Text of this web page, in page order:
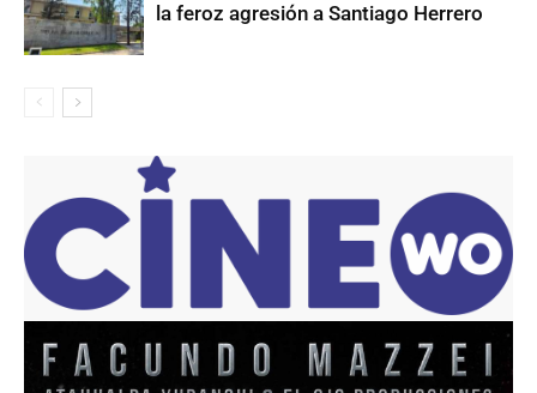
la feroz agresión a Santiago Herrero